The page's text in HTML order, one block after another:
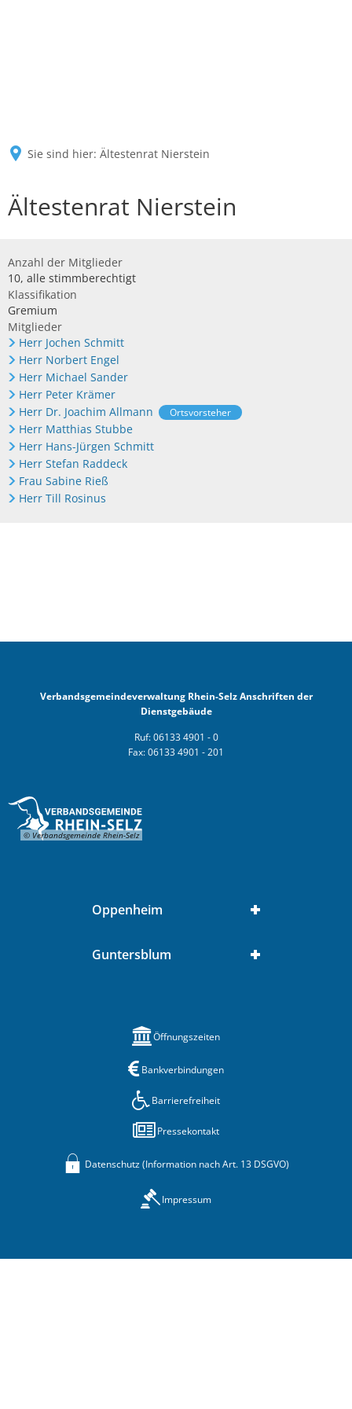
Sie sind hier: Ältestenrat Nierstein
Ältestenrat Nierstein
Anzahl der Mitglieder
10, alle stimmberechtigt
Klassifikation
Gremium
Mitglieder
Herr Jochen Schmitt
Herr Norbert Engel
Herr Michael Sander
Herr Peter Krämer
Herr Dr. Joachim Allmann
Ortsvorsteher
Herr Matthias Stubbe
Herr Hans-Jürgen Schmitt
Herr Stefan Raddeck
Frau Sabine Rieß
Herr Till Rosinus
Verbandsgemeindeverwaltung Rhein-Selz Anschriften der
Dienstgebäude
Ruf: 06133 4901 - 0
Fax: 06133 4901 - 201
© Verbandsgemeinde Rhein-Selz
Oppenheim
Guntersblum
Öffnungszeiten
Bankverbindungen
Barrierefreiheit
Pressekontakt
Datenschutz (Information nach Art. 13 DSGVO)
Impressum